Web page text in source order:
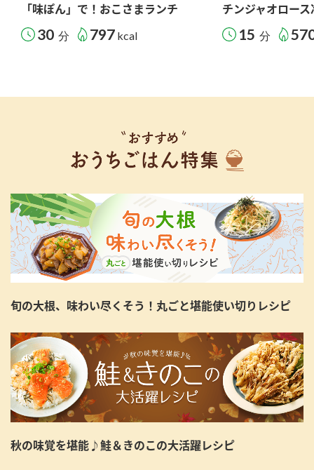
「味ぽん」で！おこさまランチ
30 分 797 kcal
チンジャオロー
15 分
旬の大根、味わい尽くそう！丸ごと堪能使い切りレシピ
秋の味覚を堪能♪鮭＆きのこの大活躍レシピ